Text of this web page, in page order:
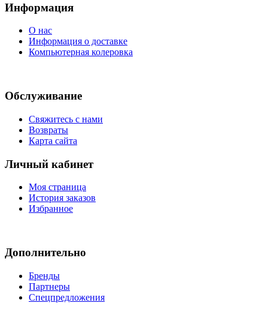
Информация
О нас
Информация о доставке
Компьютерная колеровка
Обслуживание
Свяжитесь с нами
Возвраты
Карта сайта
Личный кабинет
Моя страница
История заказов
Избранное
Дополнительно
Бренды
Партнеры
Спецпредложения